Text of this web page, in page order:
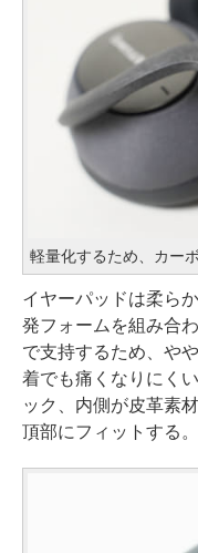
軽量化するため、カー
イヤーパッドは柔ら
発フォームを組み合
で支持するため、や
着でも痛くなりにく
ック、内側が皮革素
頂部にフィットする。